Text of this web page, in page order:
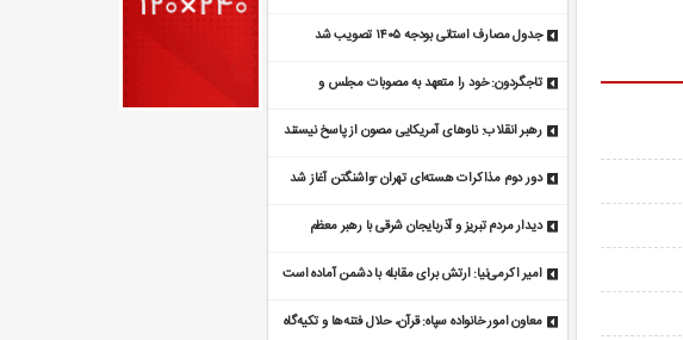
جدول مصارف استانی بودجه ۱۴۰۵ تصویب شد
تاجگردون: خود را متعهد به مصوبات مجلس و
رهبر انقلاب: ناوهای آمریکایی مصون از پاسخ نیستند
دور دوم مذاکرات هسته‌ای تهران -واشنگتن آغاز شد
دیدار مردم تبریز و آذربایجان شرقی با رهبر معظم
امیر اکرمی‌نیا: ارتش برای مقابله با دشمن آماده است
معاون امور خانواده سپاه: قرآن، حلال فتنه‌ها و تکیه‌گاه